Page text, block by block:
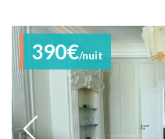
390€/nuit